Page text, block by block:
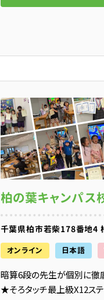
柏の葉キャンパス
オンライン 日本語
暗算6段の先生が個別に徹
★そろタッチ最上級X12ス